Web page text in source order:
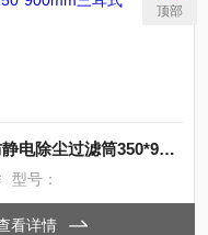
防静电除尘过滤筒350*900mm三耳式
型号：
看详情
顶部